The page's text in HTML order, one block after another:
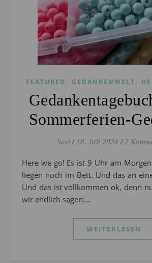
FEATURED , GEDANKENWELT,
Sommerferien-
Sari / 18. Juli 2024 / 2
Here we go! Es ist 9 Uhr am Morgen und die Kinder
liegen noch im Bett. Und das an
Und das ist vollkommen ok, denn
wir endlich sagen:…
WEITERLESEN